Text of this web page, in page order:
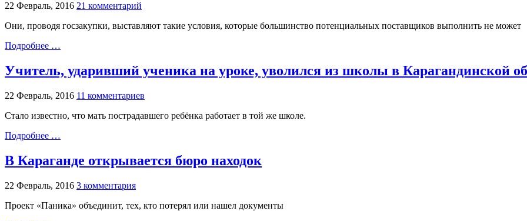
22 Февраль, 2016 21 комментарий
Они, проводя госзакупки, выставляют такие условия, которые большинство потенциальных поставщиков выполнить не может
Подробнее …
Учитель, ударивший ученика на уроке, уволился из школы в Карагандинской
22 Февраль, 2016 11 комментариев
Стало известно, что мать пострадавшего ребёнка работает в той же школе.
Подробнее …
В Караганде открывается бюро находок
22 Февраль, 2016 3 комментария
Проект «Паника» объединит, тех, кто потерял или нашел документы